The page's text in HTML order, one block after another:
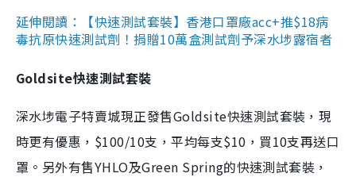
延伸閱讀：【快速測試套裝】香港口罩廠acc+推$18病
毒抗原快速測試劑！捐贈10萬盒測試劑予深水埗露宿者
Goldsite快速測試套裝
深水埗電子特賣城現正發售Goldsite快速測試套裝，現
時更有優惠，$100/10支，平均每支$10，買10支再送口
罩。另外有售YHLO及Green Spring的快速測試套裝，